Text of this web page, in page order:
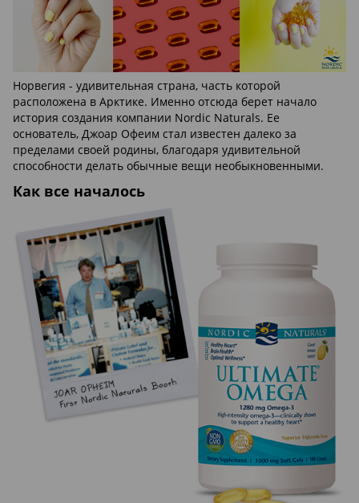
Норвегия - удивительная страна, часть которой
расположена в Арктике. Именно отсюда берет начало
история создания компании Nordic Naturals. Ее
основатель, Джоар Офеим стал известен далеко за
пределами своей родины, благодаря удивительной
способности делать обычные вещи необыкновенными.
Как все началось